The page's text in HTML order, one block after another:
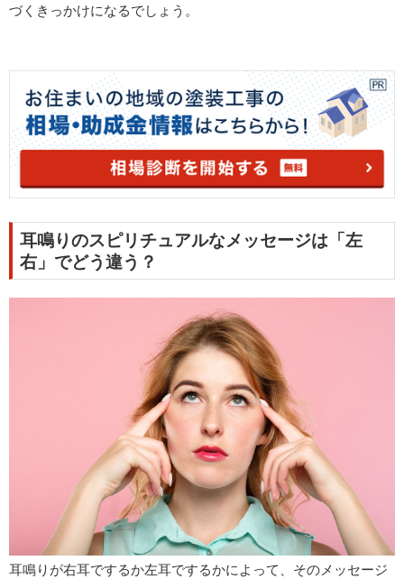
づくきっかけになるでしょう。
耳鳴りのスピリチュアルなメッセージは「左
右」でどう違う？
耳鳴りが右耳でするか左耳でするかによって、そのメッセージ